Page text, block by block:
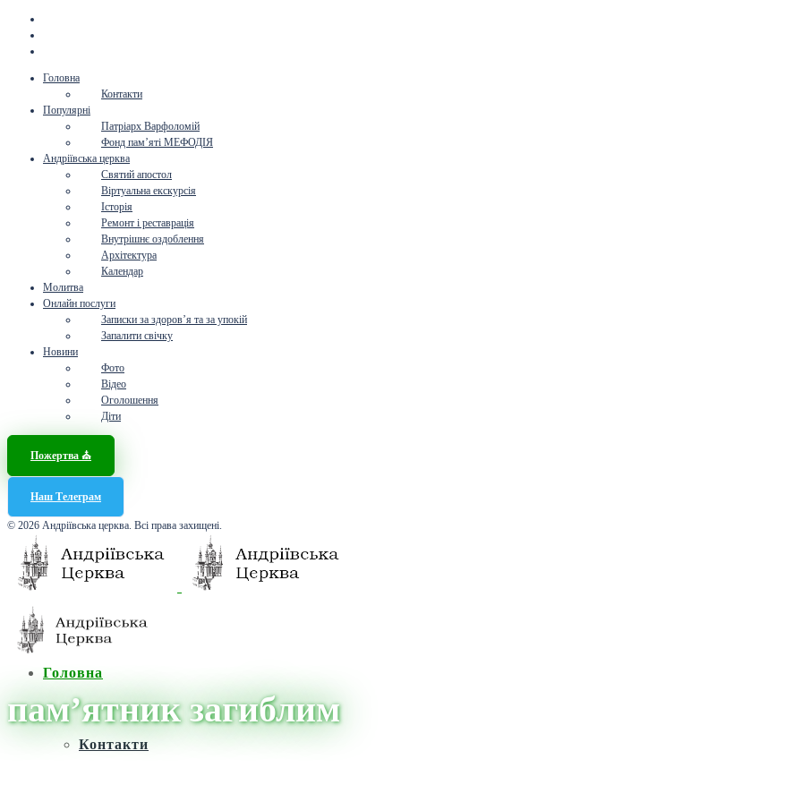
Головна
Контакти
Популярні
Патріарх Варфоломій
Фонд пам’яті МЕФОДІЯ
Андріївська церква
Святий апостол
Віртуальна екскурсія
Історія
Ремонт і реставрація
Внутрішнє оздоблення
Архітектура
Календар
Молитва
Онлайн послуги
Записки за здоров’я та за упокій
Запалити свічку
Новини
Фото
Відео
Оголошення
Діти
Пожертва ⛪️
Наш Телеграм
© 2026 Андріївська церква. Всі права захищені.
Головна
Контакти
пам’ятник загиблим